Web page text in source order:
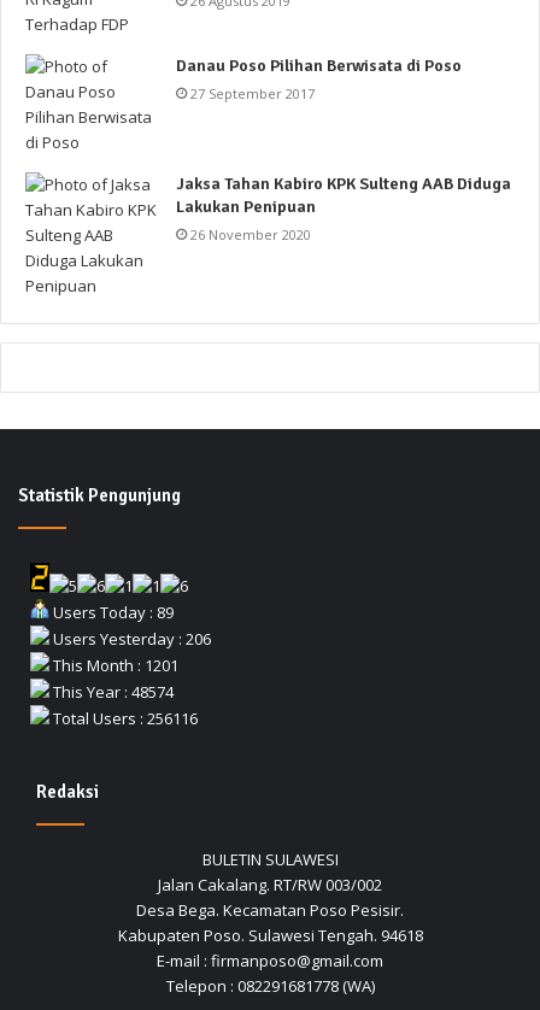
Danau Poso Pilihan Berwisata di Poso
27 September 2017
Jaksa Tahan Kabiro KPK Sulteng AAB Diduga
Lakukan Penipuan
26 November 2020
Statistik Pengunjung
Users Today : 89
Users Yesterday : 206
This Month : 1201
This Year : 48574
Total Users : 256116
Redaksi
BULETIN SULAWESI
Jalan Cakalang. RT/RW 003/002
Desa Bega. Kecamatan Poso Pesisir.
Kabupaten Poso. Sulawesi Tengah. 94618
E-mail : firmanposo@gmail.com
Telepon : 082291681778 (WA)